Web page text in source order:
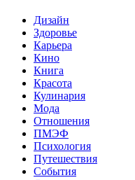
Дизайн
Здоровье
Карьера
Кино
Книга
Красота
Кулинария
Мода
Отношения
ПМЭФ
Психология
Путешествия
События